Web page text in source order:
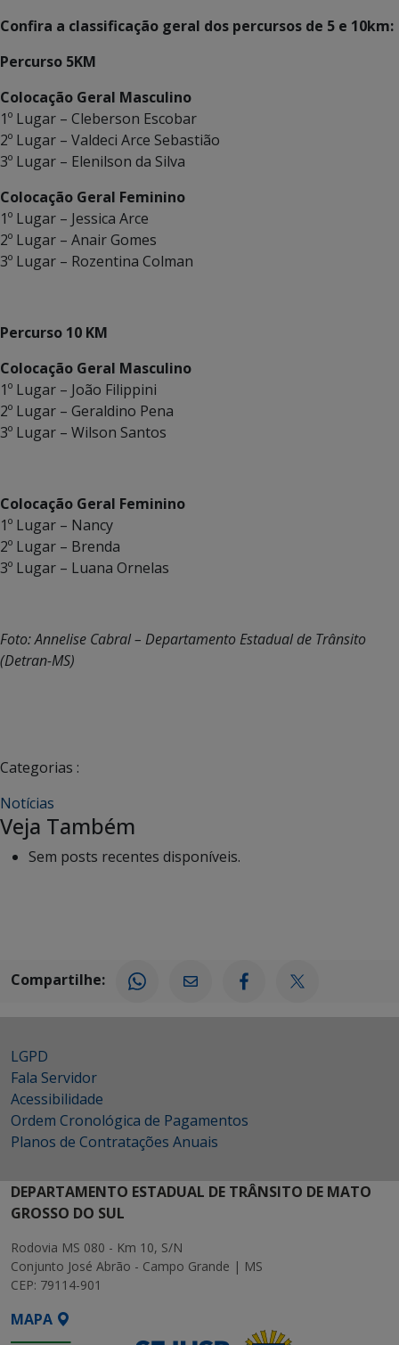
Confira a classificação geral dos percursos de 5 e 10km:
Percurso 5KM
Colocação Geral Masculino
1º Lugar – Cleberson Escobar
2º Lugar – Valdeci Arce Sebastião
3º Lugar – Elenilson da Silva
Colocação Geral Feminino
1º Lugar – Jessica Arce
2º Lugar – Anair Gomes
3º Lugar – Rozentina Colman
Percurso 10 KM
Colocação Geral Masculino
1º Lugar – João Filippini
2º Lugar – Geraldino Pena
3º Lugar – Wilson Santos
Colocação Geral Feminino
1º Lugar – Nancy
2º Lugar – Brenda
3º Lugar – Luana Ornelas
Foto: Annelise Cabral – Departamento Estadual de Trânsito
(Detran-MS)
Categorias :
Notícias
Veja Também
Sem posts recentes disponíveis.
Compartilhe:
LGPD
Fala Servidor
Acessibilidade
Ordem Cronológica de Pagamentos
Planos de Contratações Anuais
DEPARTAMENTO ESTADUAL DE TRÂNSITO DE MATO
GROSSO DO SUL
Rodovia MS 080 - Km 10, S/N
Conjunto José Abrão - Campo Grande | MS
CEP: 79114-901
MAPA